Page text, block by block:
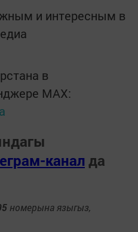
и интересным в
в
MАХ:
канал да
номерына языгыз,